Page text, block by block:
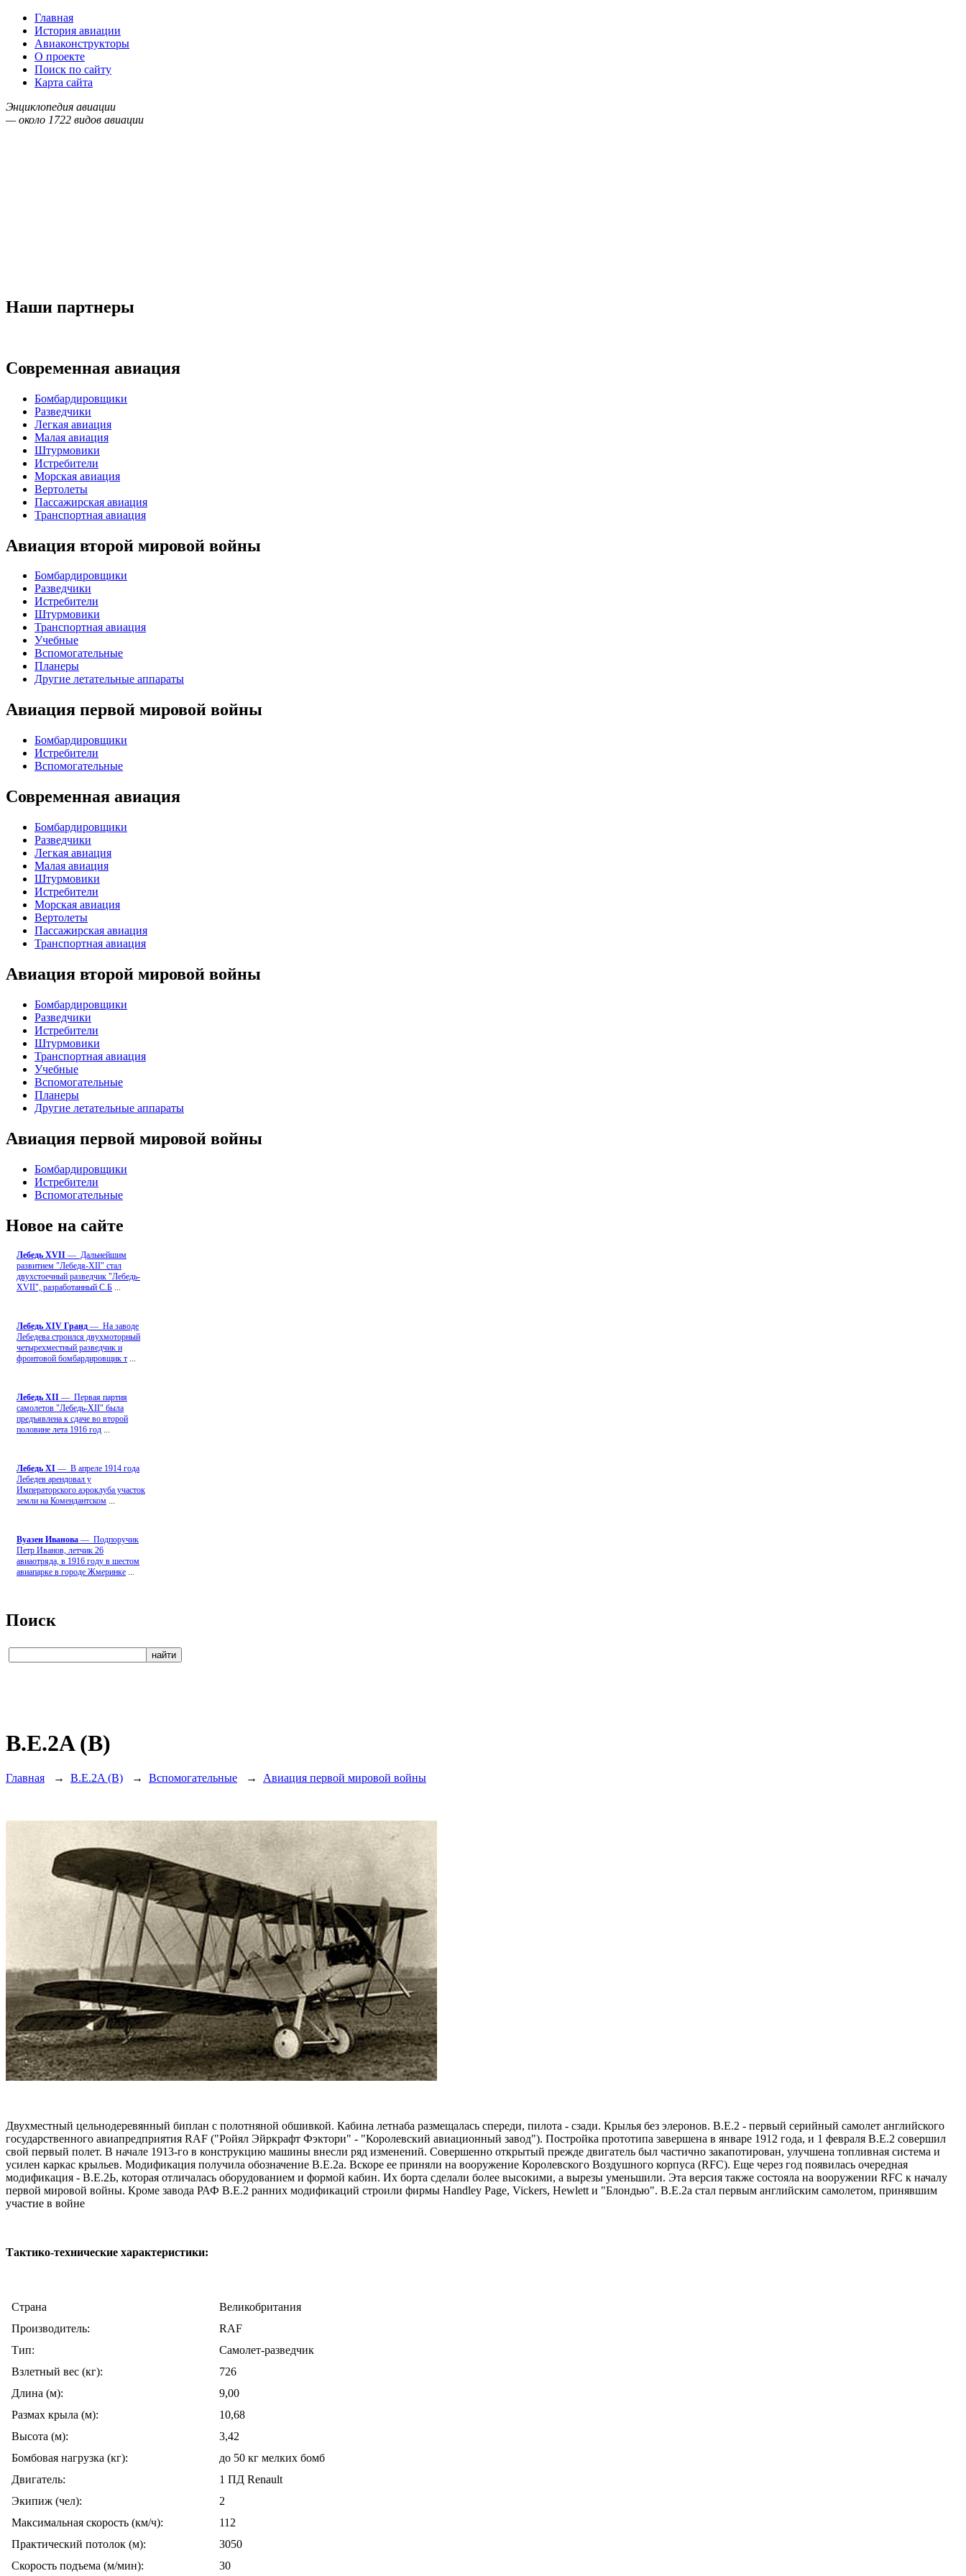
Главная
История авиации
Авиаконструкторы
О проекте
Поиск по сайту
Карта сайта
Энциклопедия авиации
— около 1722 видов авиации
Наши партнеры
Современная авиация
Бомбардировщики
Разведчики
Легкая авиация
Малая авиация
Штурмовики
Истребители
Морская авиация
Вертолеты
Пассажирская авиация
Транспортная авиация
Авиация второй мировой войны
Бомбардировщики
Разведчики
Истребители
Штурмовики
Транспортная авиация
Учебные
Вспомогательные
Планеры
Другие летательные аппараты
Авиация первой мировой войны
Бомбардировщики
Истребители
Вспомогательные
Современная авиация
Бомбардировщики
Разведчики
Легкая авиация
Малая авиация
Штурмовики
Истребители
Морская авиация
Вертолеты
Пассажирская авиация
Транспортная авиация
Авиация второй мировой войны
Бомбардировщики
Разведчики
Истребители
Штурмовики
Транспортная авиация
Учебные
Вспомогательные
Планеры
Другие летательные аппараты
Авиация первой мировой войны
Бомбардировщики
Истребители
Вспомогательные
Новое на сайте
Лебедь ХVII — Дальнейшим
развитием "Лебедя-ХII" стал
двухстоечный разведчик "Лебедь-
XVII", разработанный С.Б
Лебедь ХIV Гранд — На заводе
Лебедева строился двухмоторный
четырехместный разведчик и
фронтовой бомбардировщик т
Лебедь ХII — Первая партия
самолетов "Лебедь-ХII" была
предъявлена к сдаче во второй
половине лета 1916 год
Лебедь ХI — В апреле 1914 года
Лебедев арендовал у
Императорского аэроклуба участок
земли на Комендантском
Вуазен Иванова — Подпоручик
Петр Иванов, летчик 26
авиаотряда, в 1916 году в шестом
авиапарке в городе Жмеринке
Поиск
B.E.2A (B)
Главная → B.E.2A (B) → Вспомогательные → Авиация первой мировой войны
Двухместный цельнодеревянный биплан с полотняной обшивкой. Кабина летнаба размещалась спереди, пилота - сзади. Крылья без элеронов. В.Е.2 - первый серийный самолет английского
государственного авиапредприятия RAF ("Ройял Эйркрафт Фэктори" - "Королевский авиационный завод"). Постройка прототипа завершена в январе 1912 года, и 1 февраля В.Е.2 совершил
свой первый полет. В начале 1913-го в конструкцию машины внесли ряд изменений. Совершенно открытый прежде двигатель был частично закапотирован, улучшена топливная система и
усилен каркас крыльев. Модификация получила обозначение В.Е.2а. Вскоре ее приняли на вооружение Королевского Воздушного корпуса (RFC). Еще через год появилась очередная
модификация - В.Е.2Ь, которая отличалась оборудованием и формой кабин. Их борта сделали более высокими, а вырезы уменьшили. Эта версия также состояла на вооружении RFC к началу
первой мировой войны. Кроме завода РАФ В.Е.2 ранних модификаций строили фирмы Handley Page, Vickers, Hewlett и "Блондью". В.Е.2а стал первым английским самолетом, принявшим
участие в войне
Тактико-технические характеристики:
Cтрана
Великобритания
Производитель:
RAF
Тип:
Самолет-разведчик
Взлетный вес (кг):
726
Длина (м):
9,00
Размах крыла (м):
10,68
Высота (м):
3,42
Бомбовая нагрузка (кг):
до 50 кг мелких бомб
Двигатель:
1 ПД Renault
Экипиж (чел):
2
Максимальная скорость (км/ч):
112
Практический потолок (м):
3050
Скорость подъема (м/мин):
30